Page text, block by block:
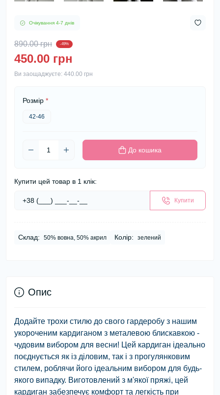
Очікування 4-7 днів
890.00 грн -49%
450.00 грн
Ви заощаджуєте: 440.00 грн
Розмір *
42-46
До кошика
Купити цей товар в 1 клік:
Купити
Склад: 50% вовна, 50% акрил Колір: зелений
Опис
Додайте трохи стилю до свого гардеробу з нашим
укороченим кардиганом з металевою блискавкою -
чудовим вибором для весни! Цей кардиган ідеально
поєднується як із діловим, так і з прогулянковим
стилем, роблячи його ідеальним вибором для будь-
якого випадку. Виготовлений з м'якої пряжі, цей
кардиган забезпечує комфорт та легкість при